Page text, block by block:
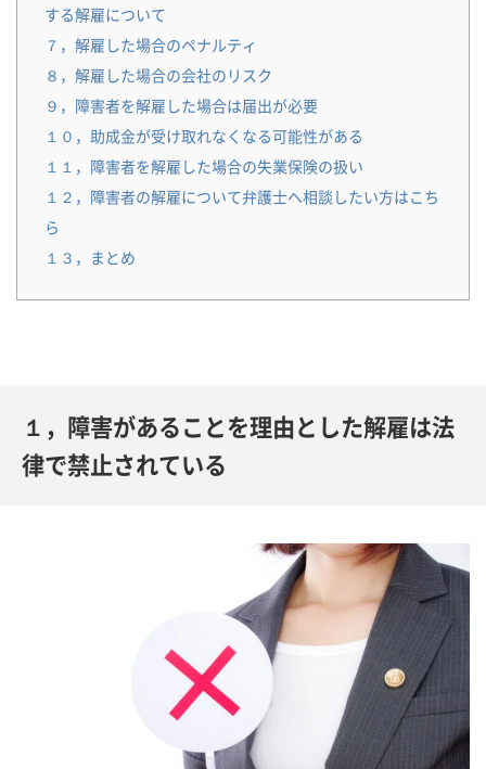
する解雇について
７，解雇した場合のペナルティ
８，解雇した場合の会社のリスク
９，障害者を解雇した場合は届出が必要
１０，助成金が受け取れなくなる可能性がある
１１，障害者を解雇した場合の失業保険の扱い
１２，障害者の解雇について弁護士へ相談したい方はこち
ら
１３，まとめ
１，障害があることを理由とした解雇は法
律で禁止されている